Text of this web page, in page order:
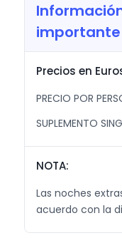
importante
Precios en
PRECIO POR
SUPLEMENTO
NOTA:
Las noches
acuerdo con la